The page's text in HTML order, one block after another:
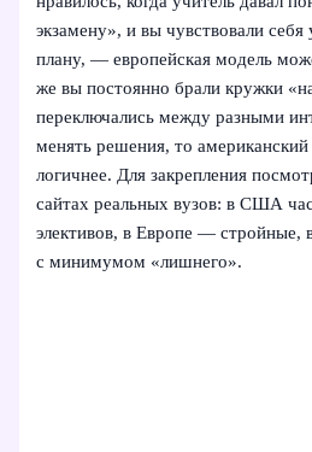
экзамену», и вы чувствовали себя
плану, — европейская модель
же вы постоянно брали кружки
переключались между разными
менять решения, то американский
логичнее. Для закрепления
сайтах реальных вузов: в США
элективов, в Европе —
с минимумом «лишнего».